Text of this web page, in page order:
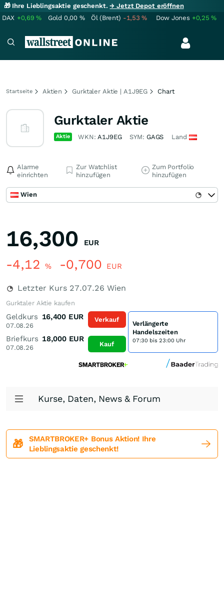
🎁 Ihre Lieblingsaktie geschenkt.→ Jetzt Depot eröffnen
DAX +0,69% Gold 0,00 % Öl (Brent) -1,53% Dow Jones +0,25%
Startseite Aktien Gurktaler Aktie | A1J9EG Chart
Gurktaler Aktie
Aktie WKN:A1J9EG SYM: GAGS Land
Alarme
einrichten
Zur Watchlist
hinzufügen
Zum Portfolio
hinzufügen
Wien
16,300 EUR
-4,12 % -0,700 EUR
Letzter Kurs 27.07.26 Wien
Gurktaler Aktie kaufen
Geldkurs
07.08.26
16,400 EUR
Briefkurs
07.08.26
18,000 EUR
Verkauf
Kauf
Verlängerte
Handelszeiten
07:30 bis 23:00 Uhr
Kurse, Daten, News & Forum
🎁
SMARTBROKER+ Bonus Aktion! Ihre
Lieblingsaktie geschenkt!